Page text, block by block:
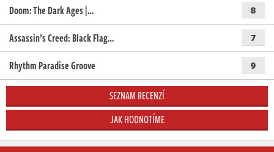
Doom: The Dark Ages |… 8
Assassin’s Creed: Black Flag… 7
Rhythm Paradise Groove 9
SEZNAM RECENZÍ
JAK HODNOTÍME